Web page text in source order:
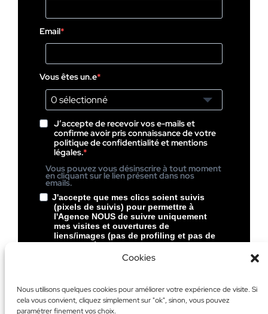
Cookies
Nous utilisons quelques cookies pour améliorer votre expérience de visite. Si
cela vous convient, cliquez simplement sur "ok", sinon, vous pouvez
paramétrer finement vos choix.
Email
Vous êtes un.e
0 sélectionné
J’accepte de recevoir vos e-mails et
confirme avoir pris connaissance de votre
politique de confidentialité et mentions
légales.
Vous pouvez vous désinscrire à tout moment
en cliquant sur le lien présent dans nos
emails.
J'accepte que mes clics soient suivis
(pixels de suivis) pour permettre à
l'Agence NOUS de suivre uniquement
mes visites et ouvertures de
liens/images (pas de profiling et pas de
pubs ciblées chez NOUS).
Vous pouvez vous désinscrire à tout moment
S’inscrire